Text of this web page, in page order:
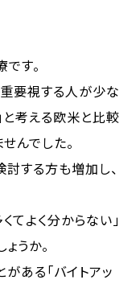
す。
要視する人が少な
と考える欧米と比較
んでした。
する方も増加し、
てよく分からない」
うか。
ある「バイトアッ